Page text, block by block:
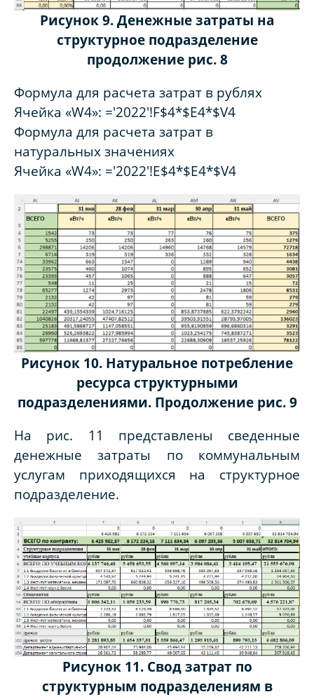
Рисунок 9. Денежные затраты на
структурное подразделение
продолжение рис. 8
Формула для расчета затрат в рублях
Ячейка «W4»: ='2022'!F$4*$E4*$V4
Формула для расчета затрат в
натуральных значениях
Ячейка «W4»: ='2022'!E$4*$E4*$V4
Рисунок 10. Натуральное потребление
ресурса структурными
подразделениями. Продолжение рис. 9
На рис. 11 представлены сведенные
денежные затраты по коммунальным
услугам приходящихся на структурное
подразделение.
Рисунок 11. Свод затрат по
структурным подразделениям в